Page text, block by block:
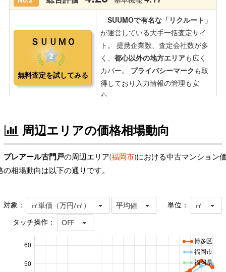
周辺エリアの価格相場動向
プレアール古門戸の周辺エリア(福岡市)における中古マンション
の相場動向は以下の通りです。
対象： ㎡単価（万円/㎡） 平均値 単位： ㎡
タッチ操作： OFF
50
60
博多区
福岡市
福岡県